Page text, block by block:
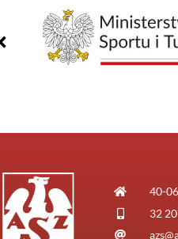
40-
32